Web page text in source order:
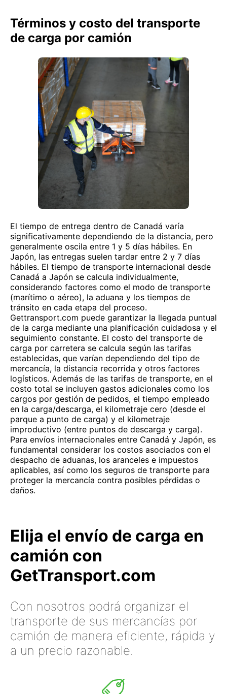
Términos y costo del transporte
de carga por camión
El tiempo de entrega dentro de Canadá varía
significativamente dependiendo de la distancia, pero
generalmente oscila entre 1 y 5 días hábiles. En
Japón, las entregas suelen tardar entre 2 y 7 días
hábiles. El tiempo de transporte internacional desde
Canadá a Japón se calcula individualmente,
considerando factores como el modo de transporte
(marítimo o aéreo), la aduana y los tiempos de
tránsito en cada etapa del proceso.
Gettransport.com puede garantizar la llegada puntual
de la carga mediante una planificación cuidadosa y el
seguimiento constante. El costo del transporte de
carga por carretera se calcula según las tarifas
establecidas, que varían dependiendo del tipo de
mercancía, la distancia recorrida y otros factores
logísticos. Además de las tarifas de transporte, en el
costo total se incluyen gastos adicionales como los
cargos por gestión de pedidos, el tiempo empleado
en la carga/descarga, el kilometraje cero (desde el
parque a punto de carga) y el kilometraje
improductivo (entre puntos de descarga y carga).
Para envíos internacionales entre Canadá y Japón, es
fundamental considerar los costos asociados con el
despacho de aduanas, los aranceles e impuestos
aplicables, así como los seguros de transporte para
proteger la mercancía contra posibles pérdidas o
daños.
Elija el envío de carga en
camión con
GetTransport.com
Con nosotros podrá organizar el
transporte de sus mercancías por
camión de manera eficiente, rápida y
a un precio razonable.